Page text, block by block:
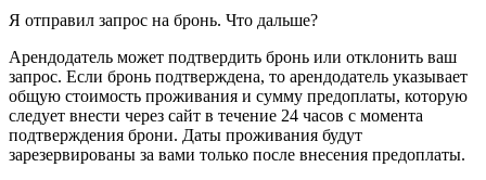
Я отправил запрос на бронь. Что дальше?
Арендодатель может подтвердить бронь или отклонить ваш
запрос. Если бронь подтверждена, то арендодатель указывает
общую стоимость проживания и сумму предоплаты, которую
следует внести через сайт в течение 24 часов с момента
подтверждения брони. Даты проживания будут
зарезервированы за вами только после внесения предоплаты.